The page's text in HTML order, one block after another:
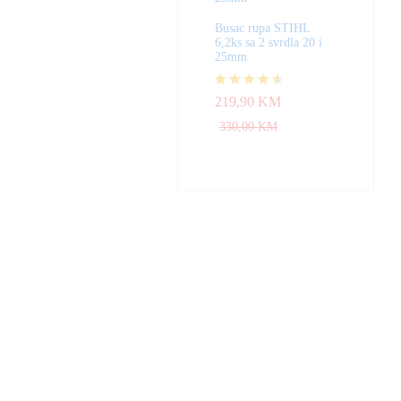
Busac rupa STIHL
6,2ks sa 2 svrdla 20 i
25mm
Ocjenjeno
219,90 KM
330,00KM